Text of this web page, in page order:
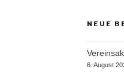
NEUE
6. August